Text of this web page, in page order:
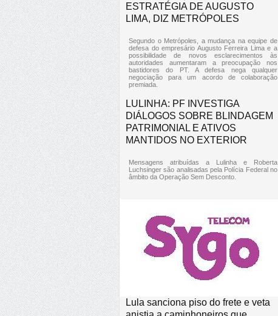
ESTRATÉGIA DE AUGUSTO
LIMA, DIZ METRÓPOLES
Segundo o Metrópoles, a mudança na equipe de
defesa do empresário Augusto Ferreira Lima e a
possibilidade de novos esclarecimentos às
autoridades aumentaram a preocupação nos
bastidores do PT. A defesa nega qualquer
negociação para um acordo de colaboração
premiada.
LULINHA: PF INVESTIGA
DIÁLOGOS SOBRE BLINDAGEM
PATRIMONIAL E ATIVOS
MANTIDOS NO EXTERIOR
Mensagens atribuídas a Lulinha e Roberta
Luchsinger são analisadas pela Polícia Federal no
âmbito da Operação Sem Desconto.
Lula sanciona piso do frete e veta